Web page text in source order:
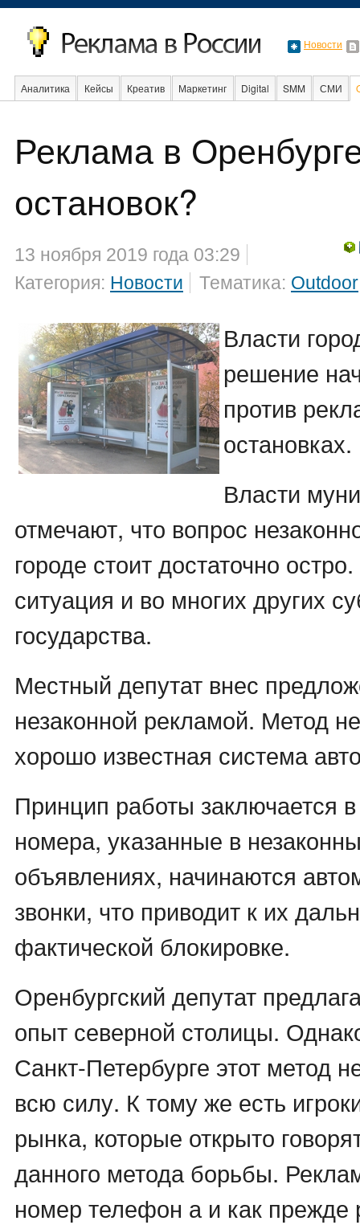
Новости
Аналитика Кейсы Креатив Маркетинг Digital SMM СМИ
Факты Интернет
Реклама в
остановок?
13 ноября 2019 года 03:29
Категория: Новости Тематика: Outdoor
Власти
решение
против
остановках.
Власти
отмечают, что вопрос
городе стоит достаточно
ситуация и во многих других
государства.
Местный депутат внес
незаконной рекламой. Метод
хорошо известная система
Принцип работы заключается
номера, указанные в
объявлениях, начинаются
звонки, что приводит к их
фактической блокировке.
Оренбургский депутат
опыт северной столицы.
Санкт-Петербурге этот метод
всю силу. К тому же есть
рынка, которые открыто
данного метода борьбы.
номер телефон а и как